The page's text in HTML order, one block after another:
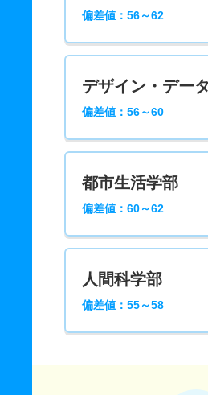
偏差値：56～62
デザイン・デー
偏差値：56～60
都市生活学部
偏差値：60～62
人間科学部
偏差値：55～58